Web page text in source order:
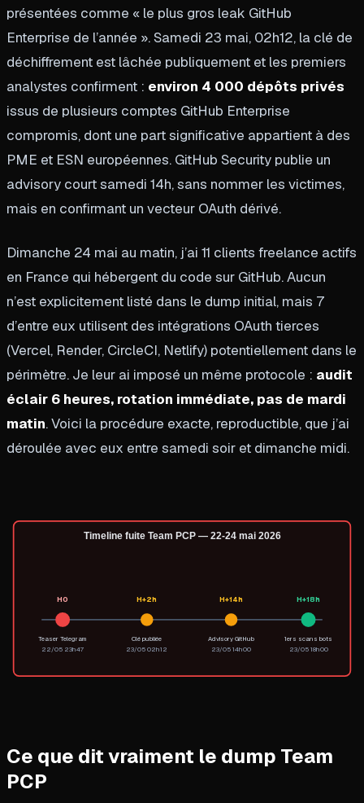
présentées comme « le plus gros leak GitHub
Enterprise de l’année ». Samedi 23 mai, 02h12, la clé de
déchiffrement est lâchée publiquement et les premiers
analystes confirment : environ 4 000 dépôts privés
issus de plusieurs comptes GitHub Enterprise
compromis, dont une part significative appartient à des
PME et ESN européennes. GitHub Security publie un
advisory court samedi 14h, sans nommer les victimes,
mais en confirmant un vecteur OAuth dérivé.
Dimanche 24 mai au matin, j’ai 11 clients freelance actifs
en France qui hébergent du code sur GitHub. Aucun
n’est explicitement listé dans le dump initial, mais 7
d’entre eux utilisent des intégrations OAuth tierces
(Vercel, Render, CircleCI, Netlify) potentiellement dans le
périmètre. Je leur ai imposé un même protocole : audit
éclair 6 heures, rotation immédiate, pas de mardi
matin. Voici la procédure exacte, reproductible, que j’ai
déroulée avec eux entre samedi soir et dimanche midi.
Timeline fuite Team PCP — 22-24 mai 2026
H0
Teaser Telegram
22/05 23h47
H+2h
Clé publiée
23/05 02h12
H+14h
Advisory GitHub
23/05 14h00
H+18h
1ers scans bots
23/05 18h00
Ce que dit vraiment le dump Team
PCP